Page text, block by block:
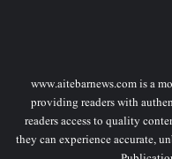
www.aitebarnews.com is a
providing readers with
readers access to quality
they can experience accurate,